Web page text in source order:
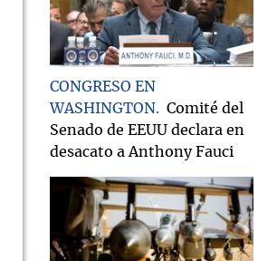
CONGRESO EN
WASHINGTON
Comité del
Senado de EEUU declara en
desacato a Anthony Fauci